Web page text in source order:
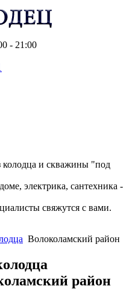
- 21:00
колодца и скважины "под
электрика, сантехника -
свяжутся с вами.
Волоколамский район
район